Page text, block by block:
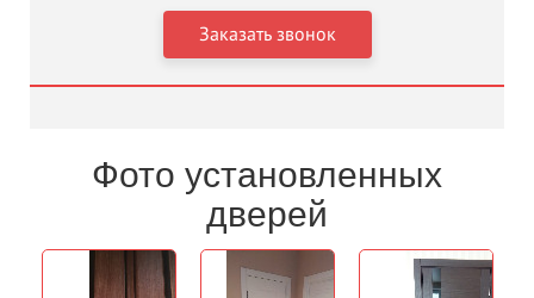
Фото установленных
дверей